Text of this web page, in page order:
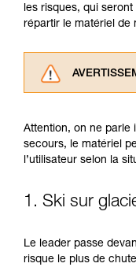
les risques, qui
répartir le matériel de
consulter.
pouvoir
Maîtriser
formation
la
de la
Attention, on ne parle
secours, le matériel
l’utilisateur selon la
1. Ski sur
Le leader passe
risque le plus de